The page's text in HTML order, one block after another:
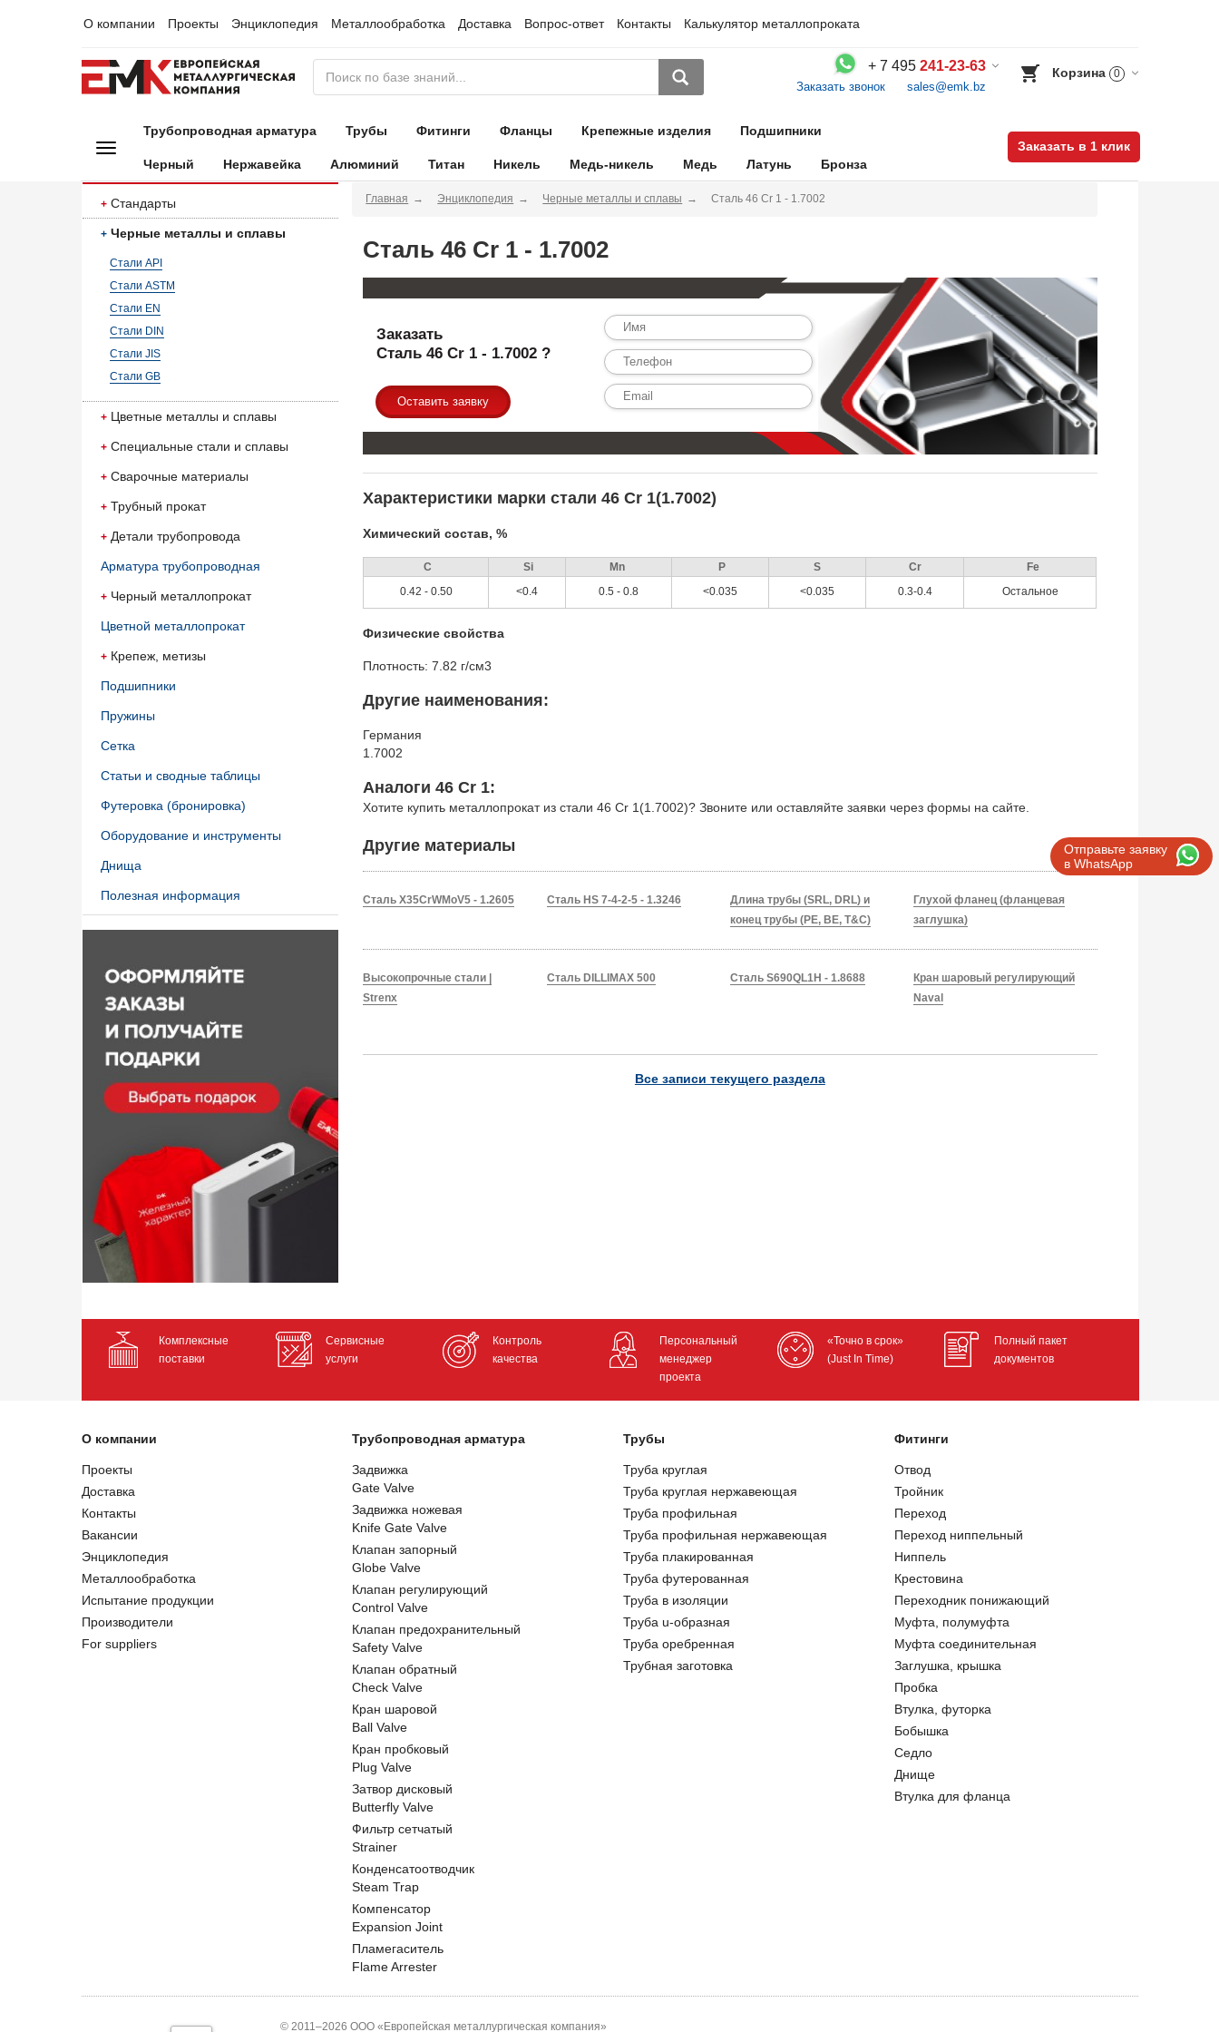
О компании Проекты Энциклопедия Металлообработка Доставка Вопрос-ответ Контакты Калькулятор металлопроката
+ 7 495 241-23-63
Заказать звонок sales@emk.bz
Корзина 0
Трубопроводная арматура Трубы Фитинги Фланцы Крепежные изделия Подшипники
Черный Нержавейка Алюминий Титан Никель Медь-никель Медь Латунь Бронза
Заказать в 1 клик
Стандарты
Черные металлы и сплавы
Стали API
Стали ASTM
Стали EN
Стали DIN
Стали JIS
Стали GB
Цветные металлы и сплавы
Специальные стали и сплавы
Сварочные материалы
Трубный прокат
Детали трубопровода
Арматура трубопроводная
Черный металлопрокат
Цветной металлопрокат
Крепеж, метизы
Подшипники
Пружины
Сетка
Статьи и сводные таблицы
Футеровка (бронировка)
Оборудование и инструменты
Днища
Полезная информация
Отправьте заявку
в WhatsApp
Главная Энциклопедия Черные металлы и сплавы Сталь 46 Cr 1 - 1.7002
Сталь 46 Cr 1 - 1.7002
Заказать
Сталь 46 Cr 1 - 1.7002 ?
Оставить заявку
Характеристики марки стали 46 Cr 1(1.7002)
Химический состав, %
С Si Mn P S Cr
Fe
0.42 - 0.50
<0.4 0.5 - 0.8 <0.035 <0.035 0.3-0.4 Остальное
Физические свойства
Плотность: 7.82 г/см3
Другие наименования:
Германия
1.7002
Аналоги 46 Cr 1:
Хотите купить металлопрокат из стали 46 Cr 1(1.7002)? Звоните или оставляйте заявки через формы на сайте.
Другие материалы
Сталь X35CrWMoV5 - 1.2605 Сталь HS 7-4-2-5 - 1.3246
Длина трубы (SRL, DRL) и
конец трубы (PE, BE, T&C)
Глухой фланец (фланцевая
заглушка)
Высокопрочные стали |
Strenx
Сталь DILLIMAX 500 Сталь S690QL1H - 1.8688
Кран шаровый регулирующий
Naval
Все записи текущего раздела
Комплексные
поставки
Сервисные
услуги
Контроль
качества
Персональный
менеджер
проекта
«Точно в срок»
(Just In Time)
Полный пакет
документов
О компании
Проекты
Доставка
Контакты
Вакансии
Энциклопедия
Металлообработка
Испытание продукции
Производители
For suppliers
Трубопроводная арматура
Задвижка
Gate Valve
Задвижка ножевая
Knife Gate Valve
Клапан запорный
Globe Valve
Клапан регулирующий
Control Valve
Клапан предохранительный
Safety Valve
Клапан обратный
Check Valve
Кран шаровой
Ball Valve
Кран пробковый
Plug Valve
Затвор дисковый
Butterfly Valve
Фильтр сетчатый
Strainer
Конденсатоотводчик
Steam Trap
Компенсатор
Expansion Joint
Пламегаситель
Flame Arrester
Трубы
Труба круглая
Труба круглая нержавеющая
Труба профильная
Труба профильная нержавеющая
Труба плакированная
Труба футерованная
Труба в изоляции
Труба u-образная
Труба оребренная
Трубная заготовка
Фитинги
Отвод
Тройник
Переход
Переход ниппельный
Ниппель
Крестовина
Переходник понижающий
Муфта, полумуфта
Муфта соединительная
Заглушка, крышка
Пробка
Втулка, футорка
Бобышка
Седло
Днище
Втулка для фланца
© 2011–2026 ООО «Европейская металлургическая компания»